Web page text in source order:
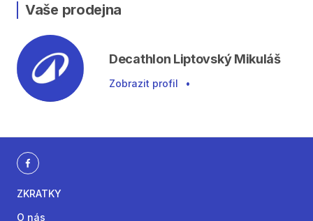
Vaše prodejna
Decathlon Liptovský Mikuláš
Zobrazit profil •
ZKRATKY
O nás